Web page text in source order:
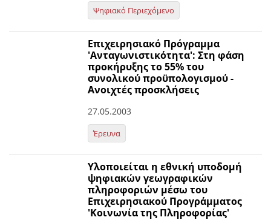
Ψηφιακό Περιεχόμενο
Επιχειρησιακό Πρόγραμμα
'Ανταγωνιστικότητα': Στη φάση
προκήρυξης το 55% του
συνολικού προϋπολογισμού -
Ανοιχτές προσκλήσεις
27.05.2003
Έρευνα
Υλοποιείται η εθνική υποδομή
ψηφιακών γεωγραφικών
πληροφοριών μέσω του
Επιχειρησιακού Προγράμματος
'Κοινωνία της Πληροφορίας'